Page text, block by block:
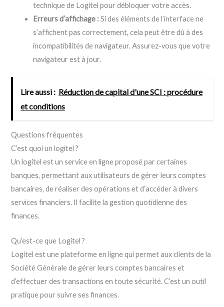
technique de Logitel pour débloquer votre accès.
Erreurs d’affichage :Si des éléments de l’interface ne
s’affichent pas correctement, cela peut être dû à des
incompatibilités de navigateur. Assurez-vous que votre
navigateur est à jour.
Lire aussi : Réduction de capital d'une SCI : procédure
et conditions
Questions fréquentes
C’est quoi un logitel ?
Un logitel est un service en ligne proposé par certaines
banques, permettant aux utilisateurs de gérer leurs comptes
bancaires, de réaliser des opérations et d’accéder à divers
services financiers. Il facilite la gestion quotidienne des
finances.
Qu’est-ce que Logitel ?
Logitel est une plateforme en ligne qui permet aux clients de la
Société Générale de gérer leurs comptes bancaires et
d’effectuer des transactions en toute sécurité. C’est un outil
pratique pour suivre ses finances.